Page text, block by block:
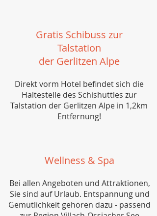
Gratis Schibuss zur
Talstation
der Gerlitzen Alpe
Direkt vorm Hotel befindet sich die
Haltestelle des Schishuttles zur
Talstation der Gerlitzen Alpe in 1,2km
Entfernung!
Wellness & Spa
Bei allen Angeboten und Attraktionen,
Sie sind auf Urlaub. Entspannung und
Gemütlichkeit gehören dazu - passend